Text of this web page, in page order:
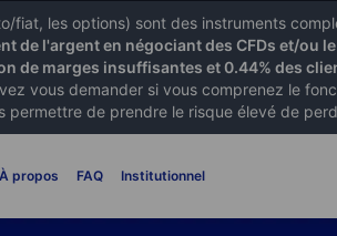
fiat, les options) sont des instruments
l'argent en négociant des CFDs et/ou
marges insuffisantes et 0.44% des
vous demander si vous comprenez le
permettre de prendre le risque élevé de
À propos FAQ Institutionnel